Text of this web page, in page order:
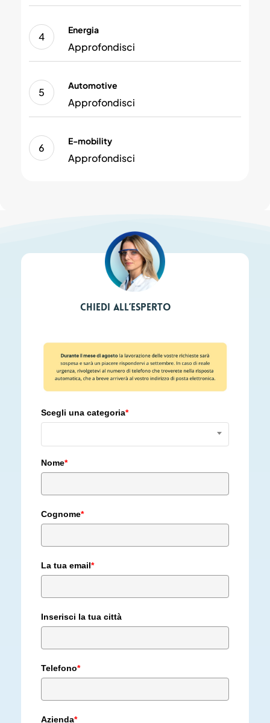
Energia Energia
Approfondisci
AutomotiveAutomotive
Approfondisci
E-
mobility
E-mobility
Approfondisci
Chiedi all’esperto
Scegli una categoria*
Nome*
Cognome*
La tua email*
Inserisci la tua città
Telefono*
Azienda*